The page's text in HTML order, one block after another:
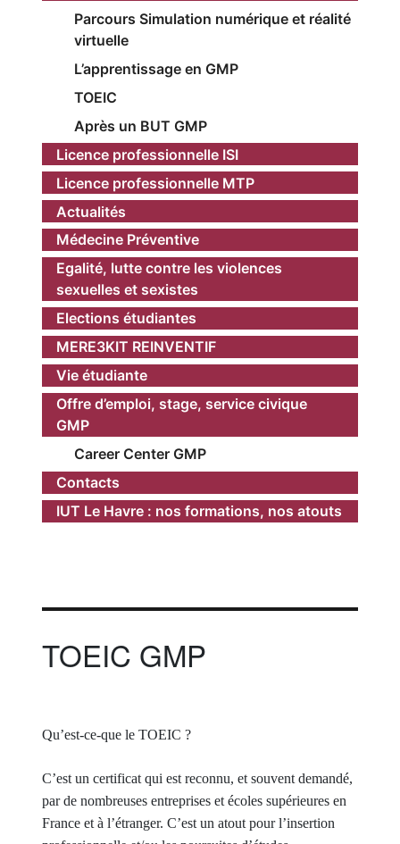
Parcours Simulation numérique et réalité
virtuelle
L’apprentissage en GMP
TOEIC
Après un BUT GMP
Licence professionnelle ISI
Licence professionnelle MTP
Actualités
Médecine Préventive
Egalité, lutte contre les violences
sexuelles et sexistes
Elections étudiantes
MERE3KIT REINVENTIF
Vie étudiante
Offre d’emploi, stage, service civique
GMP
Career Center GMP
Contacts
IUT Le Havre : nos formations, nos atouts
TOEIC GMP
Qu’est-ce-que le TOEIC ?
C’est un certificat qui est reconnu, et souvent demandé,
par de nombreuses entreprises et écoles supérieures en
France et à l’étranger. C’est un atout pour l’insertion